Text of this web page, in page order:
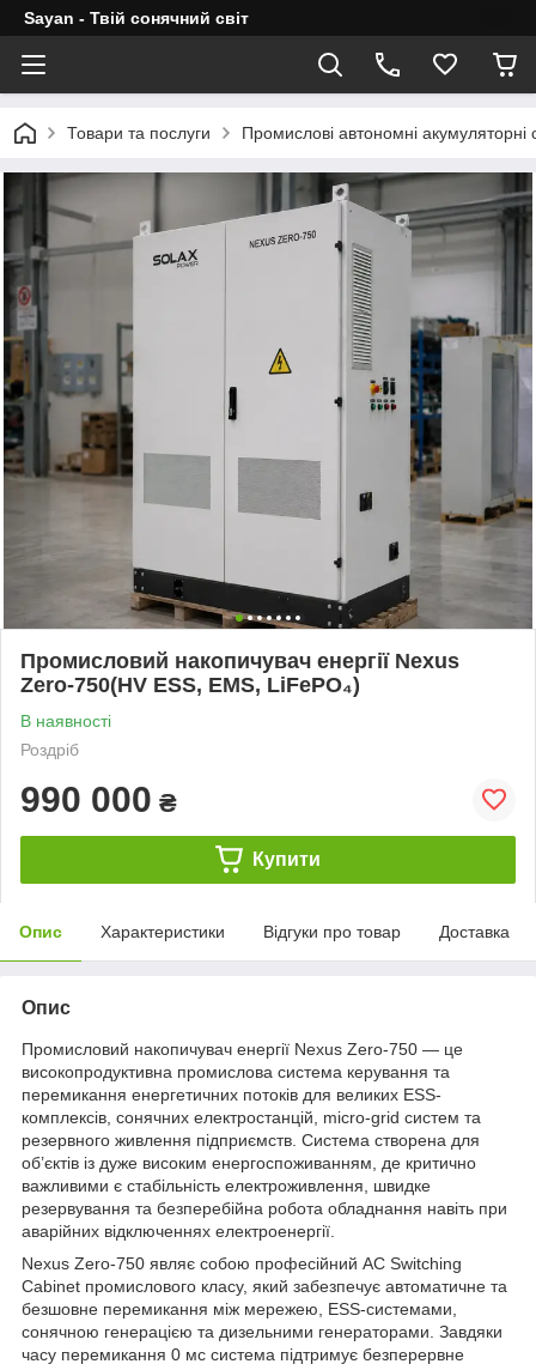
Sayan - Твій сонячний світ
Товари та послуги Промислові автономні акумуляторні
Промисловий накопичувач енергії Nexus
Zero-750(HV ESS, EMS, LiFePO₄)
В наявності
Роздріб
990 000 ₴
Купити
Опис Характеристики Відгуки про товар Доставка
Опис
Промисловий накопичувач енергії Nexus Zero-750 — це
високопродуктивна промислова система керування та
перемикання енергетичних потоків для великих ESS-
комплексів, сонячних електростанцій, micro-grid систем та
резервного живлення підприємств. Система створена для
об’єктів із дуже високим енергоспоживанням, де критично
важливими є стабільність електроживлення, швидке
резервування та безперебійна робота обладнання навіть при
аварійних відключеннях електроенергії.
Nexus Zero-750 являє собою професійний AC Switching
Cabinet промислового класу, який забезпечує автоматичне та
безшовне перемикання між мережею, ESS-системами,
сонячною генерацією та дизельними генераторами. Завдяки
часу перемикання 0 мс система підтримує безперервне